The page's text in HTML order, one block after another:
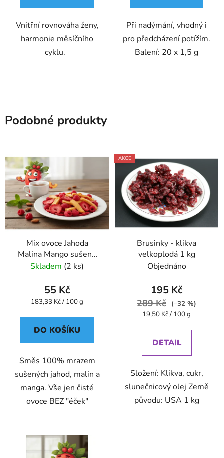
Vnitřní rovnováha ženy,
harmonie měsíčního
cyklu.
Při nadýmání, vhodný i
pro předcházení potížím.
Balení: 20 x 1,5 g
Podobné produkty
Mix ovoce Jahoda
Malina Mango sušené
mrazem 30 g VitaCup
Skladem (2 ks)
55 Kč
Měrná
183,33 Kč / 100 g
DO KOŠÍKU
Směs 100% mrazem
sušených jahod, malin a
manga. Vše jen čisté
ovoce BEZ "éček"
AKCE
Brusinky - klikva
velkoplodá 1 kg
Objednáno
195 Kč
289 Kč
(–32 %)
Měrná
19,50 Kč / 100 g
DETAIL
Složení: Klikva, cukr,
slunečnicový olej Země
původu: USA 1 kg